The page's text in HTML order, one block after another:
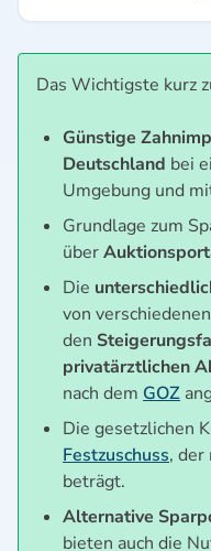
Das Wichtigste kurz
Günstige
Deutschland bei
Umgebung und
Grundlage zum
über
Die
von
den
privatärztlichen
nach dem GOZ
Die gesetzlichen
Festzuschuss, der
beträgt.
Alternative
bieten auch die